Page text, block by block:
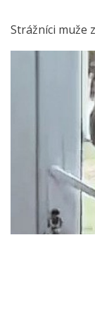
Strážníci muže